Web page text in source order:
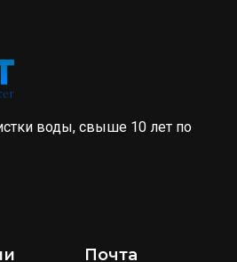
воды, свыше 10 лет по
Почта